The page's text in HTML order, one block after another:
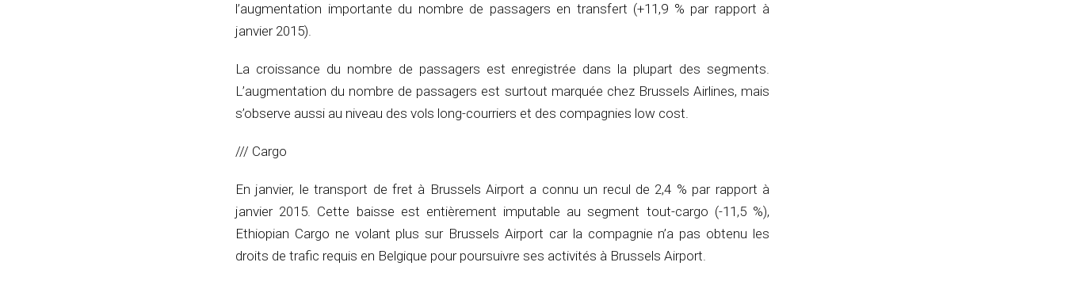
l’augmentation importante du nombre de passagers en transfert (+11,9 % par rapport à
janvier 2015).
La croissance du nombre de passagers est enregistrée dans la plupart des segments.
L’augmentation du nombre de passagers est surtout marquée chez Brussels Airlines, mais
s’observe aussi au niveau des vols long-courriers et des compagnies low cost.
/// Cargo
En janvier, le transport de fret à Brussels Airport a connu un recul de 2,4 % par rapport à
janvier 2015. Cette baisse est entièrement imputable au segment tout-cargo (-11,5 %),
Ethiopian Cargo ne volant plus sur Brussels Airport car la compagnie n’a pas obtenu les
droits de trafic requis en Belgique pour poursuivre ses activités à Brussels Airport.